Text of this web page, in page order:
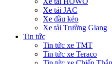
Xe tải JAC
Xe đầu kéo
Xe tải Trường Giang
Tin tức
Tin tức xe TMT
Tin tức xe Teraco